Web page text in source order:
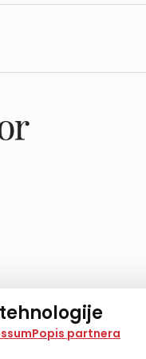
kolačiće i slične
te prikazujemo
Popis partnera